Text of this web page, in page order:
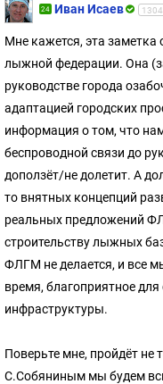
24 Иван Исаев
Мне кажется, эта
лыжной федерации. Она
руководстве города
адаптацией городских
информация о том, что
беспроводной связи до
доползёт/не долетит. А
то внятных концепций
реальных предложений
строительству лыжных
ФЛГМ не делается, и все
время, благоприятное
инфраструктуры.
Поверьте мне, пройдёт не
С.Собяниным мы будем